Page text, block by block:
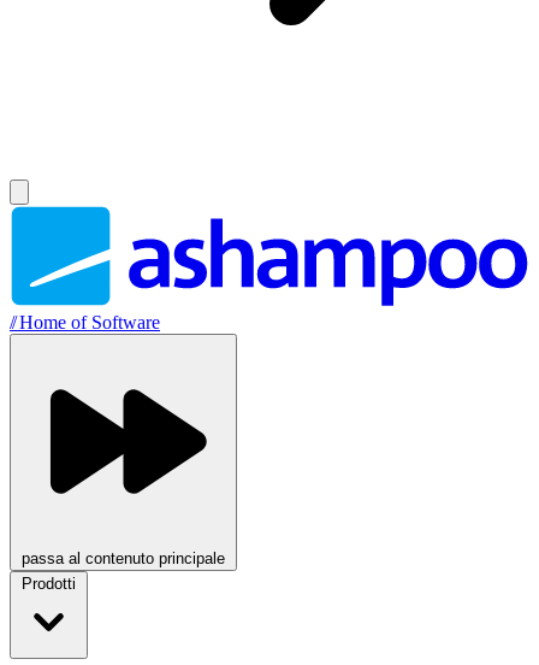
//Home of Software
passa al contenuto principale
Prodotti